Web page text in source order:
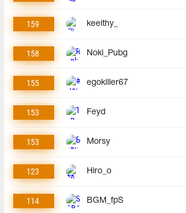
159 keeithy_
158 Noki_Pubg
155 egokiller67
153 Feyd
153 Morsy
123 Hiro_o
114 BGM_fpS